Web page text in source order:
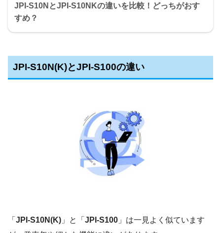
JPI-S10NとJPI-S10NKの違いを比較！どっちがおす
すめ？
JPI-S10N(K)とJPI-S100の違い
「 JPI-S10N(K) 」と「 JPI-S100 」は一見よく似ています